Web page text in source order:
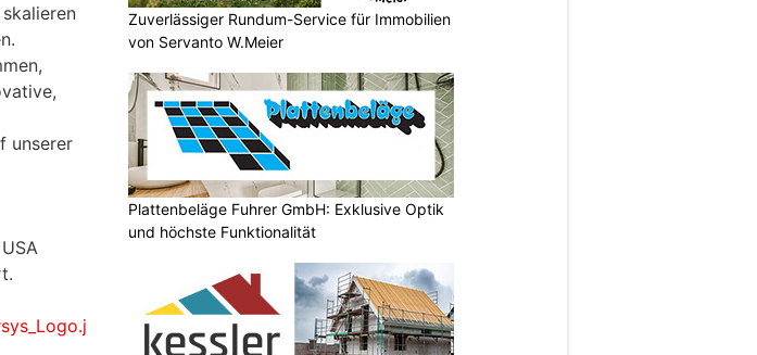
unserer
Zuverlässiger Rundum-Service für Immobilien
von Servanto W.Meier
Plattenbeläge Fuhrer GmbH: Exklusive Optik
und höchste Funktionalität